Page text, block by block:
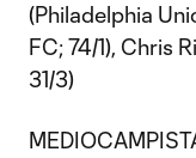
(Philadelphia
FC; 74/1), Chris
31/3)